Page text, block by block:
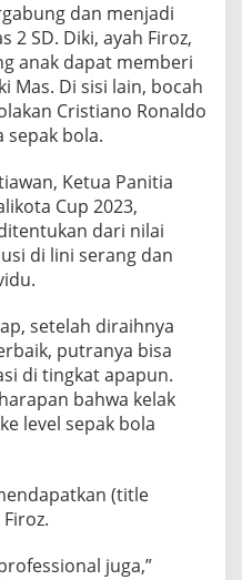
dan menjadi
2 SD. Diki, ayah Firoz,
anak dapat memberi
Mas. Di sisi lain, bocah
Cristiano Ronaldo
sepak bola.
Ketua Panitia
Cup 2023,
dari nilai
di lini serang dan
setelah diraihnya
putranya bisa
di tingkat apapun.
bahwa kelak
level sepak bola
(title
juga,”